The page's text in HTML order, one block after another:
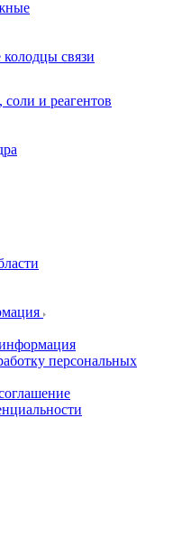
связи
и реагентов
персональных